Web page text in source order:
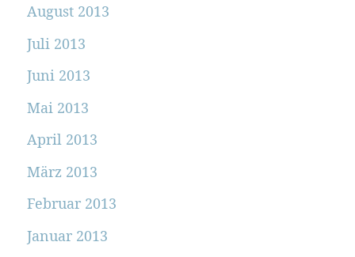
August 2013
Juli 2013
Juni 2013
Mai 2013
April 2013
März 2013
Februar 2013
Januar 2013